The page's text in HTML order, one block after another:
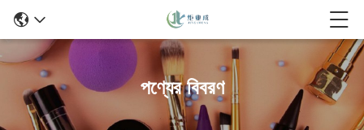
পণ্যের বিবরণ